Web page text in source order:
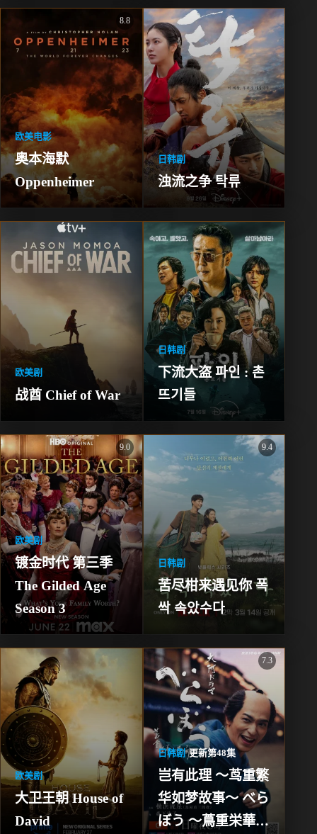
8.8
欧美电影
奥本海默
Oppenheimer
日韩剧
浊流之争 탁류
欧美剧
战酋 Chief of War
日韩剧
下流大盗 파인 : 촌
뜨기들
9.0
欧美剧
镀金时代 第三季
The Gilded Age
Season 3
9.4
日韩剧
苦尽柑来遇见你 폭
싹 속았수다
欧美剧
大卫王朝 House of
David
7.3
日韩剧 更新第48集
岂有此理 ～茑重繁
华如梦故事～ べら
ぼう ～蔦重栄華乃